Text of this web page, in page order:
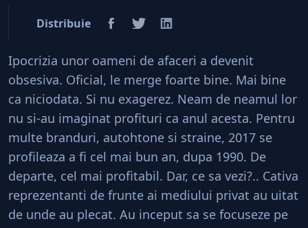
Distribuie
Ipocrizia unor oameni de afaceri a devenit
obsesiva. Oficial, le merge foarte bine. Mai bine
ca niciodata. Si nu exagerez. Neam de neamul lor
nu si-au imaginat profituri ca anul acesta. Pentru
multe branduri, autohtone si straine, 2017 se
profileaza a fi cel mai bun an, dupa 1990. De
departe, cel mai profitabil. Dar, ce sa vezi?.. Cativa
reprezentanti de frunte ai mediului privat au uitat
de unde au plecat. Au inceput sa se focuseze pe